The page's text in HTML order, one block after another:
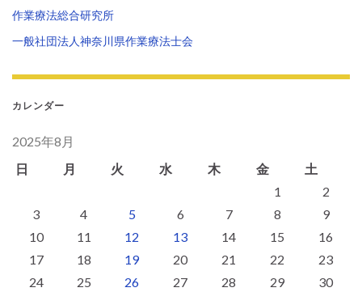
作業療法総合研究所
一般社団法人神奈川県作業療法士会
カレンダー
2025年8月
日
月 火 水 木 金
土
1
2
3
4 5 6 7 8
9
10
11 12 13 14 15
16
17
18 19 20 21 22
23
24
25 26 27 28 29
30